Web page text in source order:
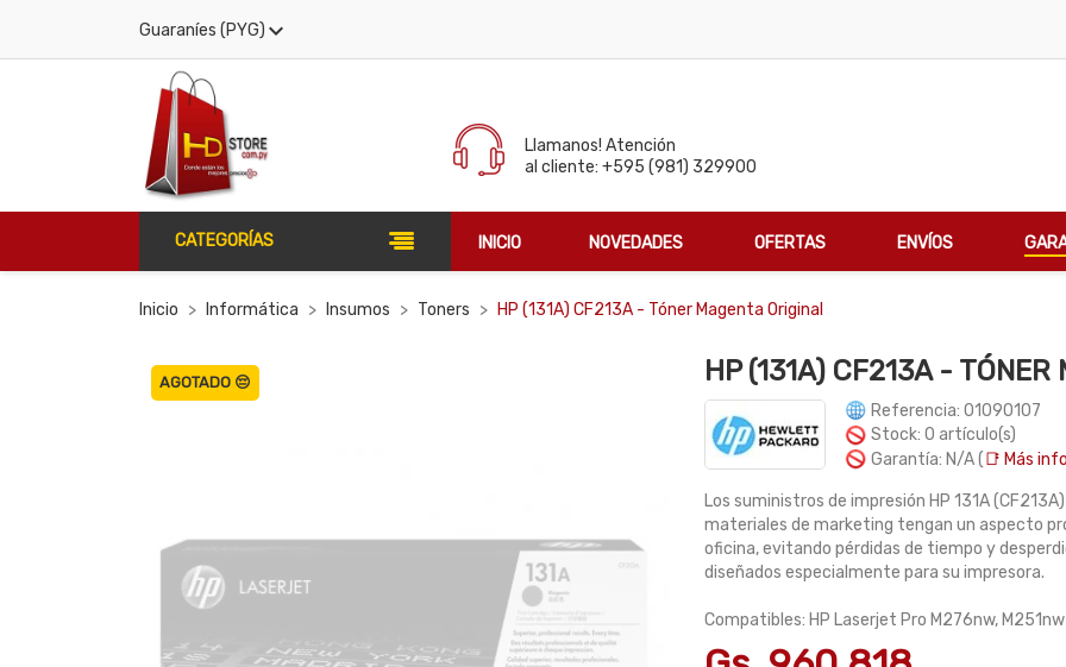
Guaraníes (PYG)
Llamanos! Atención
al cliente: +595 (981) 329900
CATEGORÍAS INICIO NOVEDADES OFERTAS ENVÍOS
Inicio Informática Insumos Toners HP (131A) CF213A - Tóner Magenta Original
AGOTADO 😔 HP (131A) CF213A - TÓNER
Referencia: 01090107
Stock: 0 artículo(s)
Garantía: N/A (📑 Más
Los suministros de impresión HP 131A
materiales de marketing tengan un aspecto
oficina, evitando pérdidas de tiempo y
diseñados especialmente para su impresora.
Compatibles: HP Laserjet Pro M276nw, M251nw